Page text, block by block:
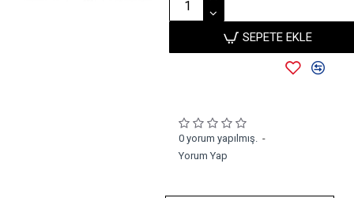
0 yorum yapılmış. -
Yorum Yap
SEPETE EKLE